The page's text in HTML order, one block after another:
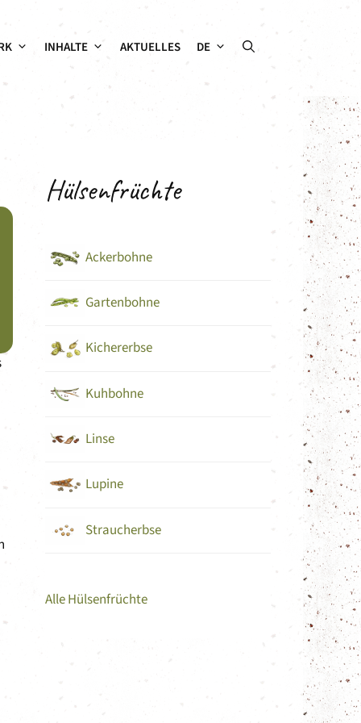
INHALTE AKTUELLES DE
Hülsenfrüchte
Ackerbohne
Gartenbohne
Kichererbse
Kuhbohne
Linse
Lupine
Straucherbse
Alle Hülsenfrüchte